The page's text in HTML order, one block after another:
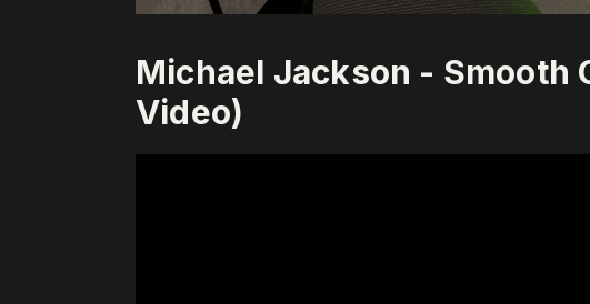
Michael Jackson - Smooth
Video)